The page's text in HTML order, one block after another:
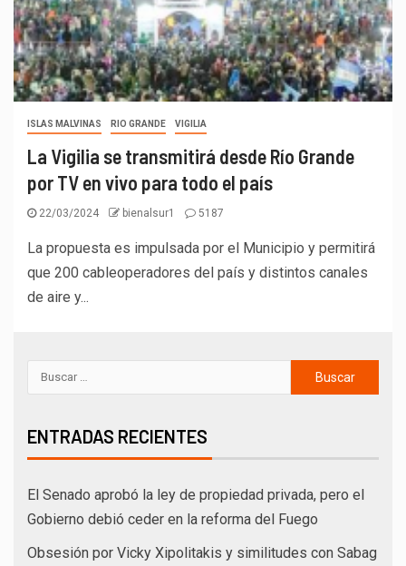
ISLAS MALVINAS RIO GRANDE VIGILIA
La Vigilia se transmitirá desde Río Grande
por TV en vivo para todo el país
22/03/2024 bienalsur1 5187
La propuesta es impulsada por el Municipio y permitirá
que 200 cableoperadores del país y distintos canales
de aire y...
ENTRADAS RECIENTES
El Senado aprobó la ley de propiedad privada, pero el
Gobierno debió ceder en la reforma del Fuego
Obsesión por Vicky Xipolitakis y similitudes con Sabag